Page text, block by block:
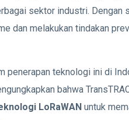
sektor industri. Dengan
dan melakukan tindakan
penerapan teknologi ini di
bahwa
LoRaWAN untuk